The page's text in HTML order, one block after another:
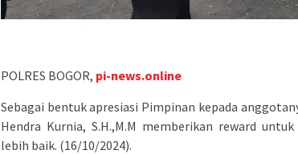
POLRES BOGOR, pi-news.online
Sebagai bentuk apresiasi Pimpinan kepada
Hendra Kurnia, S.H.,M.M memberikan reward
lebih baik. (16/10/2024).